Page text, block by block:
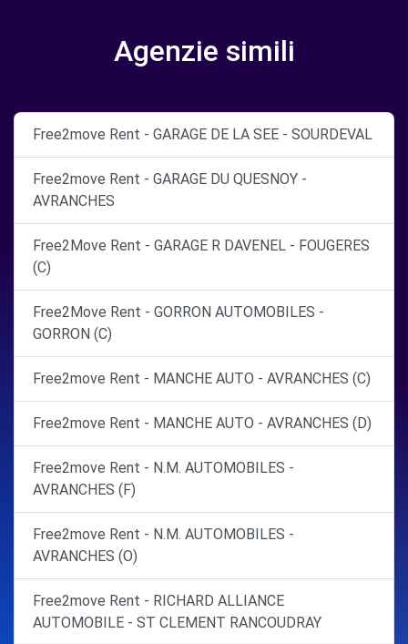
Agenzie simili
Free2move Rent - GARAGE DE LA SEE - SOURDEVAL
Free2move Rent - GARAGE DU QUESNOY -
AVRANCHES
Free2Move Rent - GARAGE R DAVENEL - FOUGERES
(C)
Free2Move Rent - GORRON AUTOMOBILES -
GORRON (C)
Free2move Rent - MANCHE AUTO - AVRANCHES (C)
Free2move Rent - MANCHE AUTO - AVRANCHES (D)
Free2move Rent - N.M. AUTOMOBILES -
AVRANCHES (F)
Free2move Rent - N.M. AUTOMOBILES -
AVRANCHES (O)
Free2move Rent - RICHARD ALLIANCE
AUTOMOBILE - ST CLEMENT RANCOUDRAY